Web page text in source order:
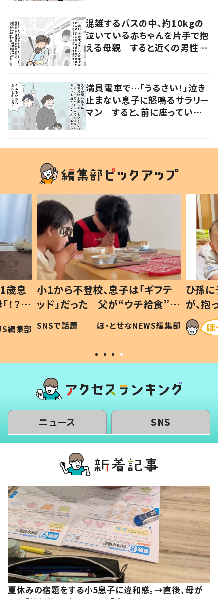
混雑するバスの中、約10kgの
泣いている赤ちゃんを片手で抱
える母親 すると近くの男性が
満員電車で…「うるさい！」泣き
止まない息子に怒鳴るサラリー
マン すると、前に座っていた
歳息
？」
編集部
小1から不登校、息子は「ギフテ
ッド」だった 父が“ウチ給食”を
作り続ける理由とは #令和の親
#令和の子
SNSで話題 ほ・とせなNEWS編集部
ひ孫
が、
「涙が
い」
ニュース SNS
夏休みの宿題をする小5息子に違和感。→直後、母が